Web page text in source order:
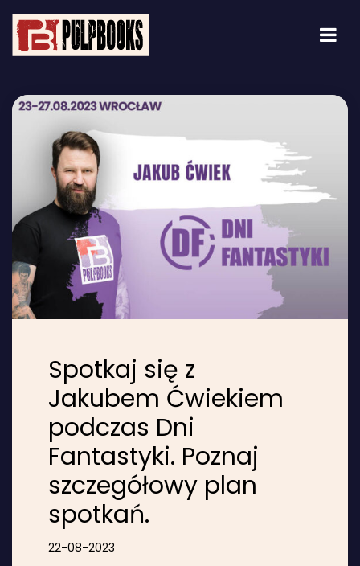
Spotkaj się z
Jakubem Ćwiekiem
podczas Dni
Fantastyki. Poznaj
szczegółowy plan
spotkań.
22-08-2023